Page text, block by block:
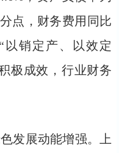
点，财务费用同比
以销定产、以效定
极成效，行业财务
发展动能增强。上